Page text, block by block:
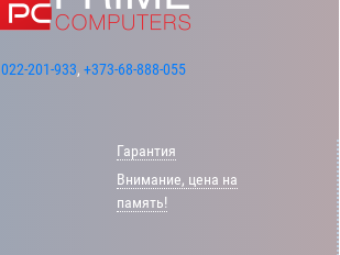
022-201-933, +373-68-888-055
Гарантия
Внимание, цена на
память!